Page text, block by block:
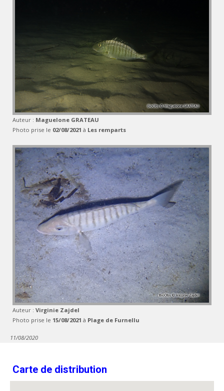
Auteur : Maguelone GRATEAU
Photo prise le 02/08/2021 à Les remparts
Auteur : Virginie Zajdel
Photo prise le 15/08/2021 à Plage de Furnellu
11/08/2020
Carte de distribution